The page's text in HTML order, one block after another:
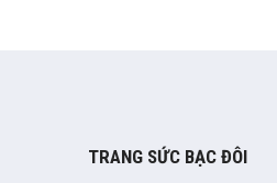
TRANG SỨC BẠC ĐÔI